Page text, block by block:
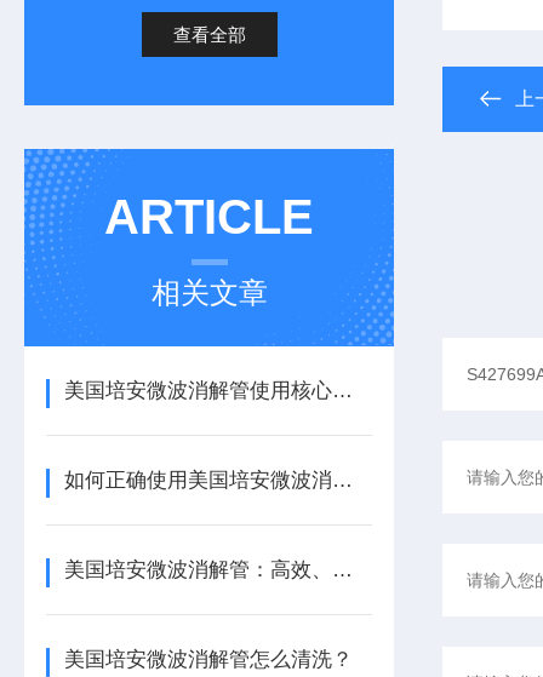
查看全部
ARTICLE
相关文章
美国培安微波消解管使用核心注意事项
如何正确使用美国培安微波消解管进行样品消解？
美国培安微波消解管：高效、安全且环保的样品前处理解决方案
美国培安微波消解管怎么清洗？